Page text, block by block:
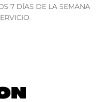
7 DÍAS DE LA SEMANA